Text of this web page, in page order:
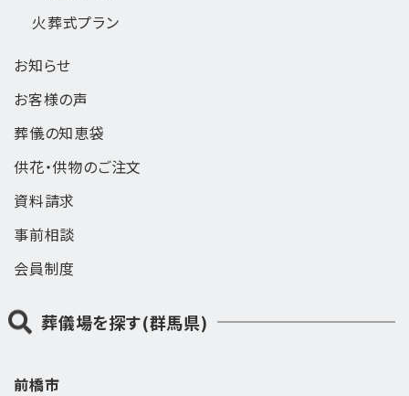
火葬式プラン
お知らせ
お客様の声
葬儀の知恵袋
供花・供物のご注文
資料請求
事前相談
会員制度
葬儀場を探す(群馬県)
前橋市